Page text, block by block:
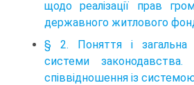
щодо реалізації прав
державного житлового
§ 2. Поняття і загальна
системи законодавства.
співвідношення із